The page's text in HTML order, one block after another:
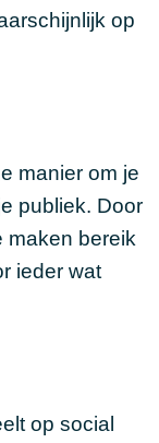
op
manier om je
publiek. Door
maken bereik
ieder wat
op social